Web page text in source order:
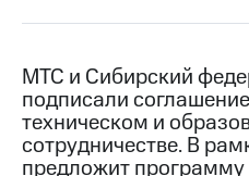
информация
Контакты
Медиа-центр
Пресс-
релизы
МТС и Сибирский
подписали
техническом и
сотрудничестве. В
предложит